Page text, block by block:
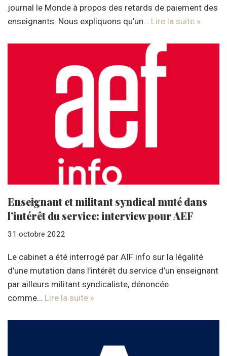
journal le Monde à propos des retards de paiement des
enseignants. Nous expliquons qu’un… Lire la suite »
Enseignant et militant syndical muté dans
l’intérêt du service: interview pour AEF
31 octobre 2022
Le cabinet a été interrogé par AIF info sur la légalité
d’une mutation dans l’intérêt du service d’un enseignant
par ailleurs militant syndicaliste, dénoncée
comme… Lire la suite »